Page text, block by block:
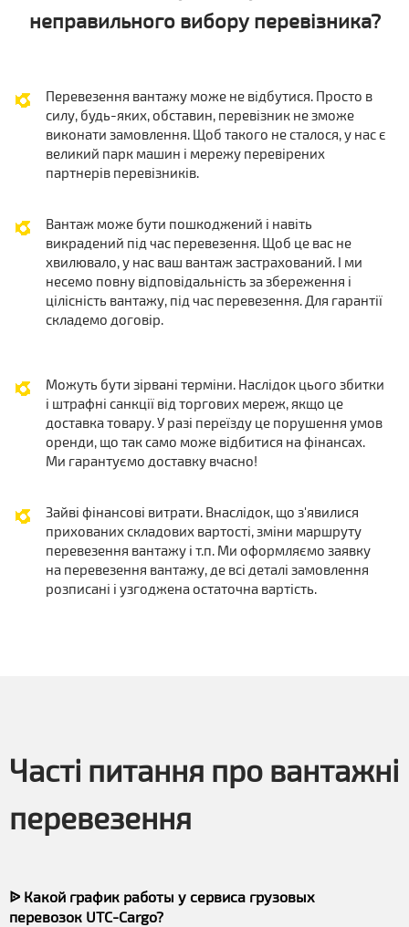
неправильного вибору перевізника?
Перевезення вантажу може не відбутися. Просто в
силу, будь-яких, обставин, перевізник не зможе
виконати замовлення. Щоб такого не сталося, у нас є
великий парк машин і мережу перевірених
партнерів перевізників.
Вантаж може бути пошкоджений і навіть
викрадений під час перевезення. Щоб це вас не
хвилювало, у нас ваш вантаж застрахований. І ми
несемо повну відповідальність за збереження і
цілісність вантажу, під час перевезення. Для гарантії
складемо договір.
Можуть бути зірвані терміни. Наслідок цього збитки
і штрафні санкції від торгових мереж, якщо це
доставка товару. У разі переїзду це порушення умов
оренди, що так само може відбитися на фінансах.
Ми гарантуємо доставку вчасно!
Зайві фінансові витрати. Внаслідок, що з'явилися
прихованих складових вартості, зміни маршруту
перевезення вантажу і т.п. Ми оформляємо заявку
на перевезення вантажу, де всі деталі замовлення
розписані і узгоджена остаточна вартість.
Часті питання про вантажні
перевезення
ᐉ Какой график работы у сервиса грузовых
перевозок UTC-Cargo?